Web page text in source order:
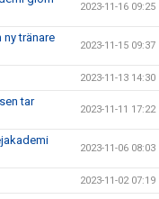
2023-11-16 09:25
ny tränare
2023-11-15 09:37
2023-11-13 14:30
tar
2023-11-11 17:22
2023-11-06 08:03
2023-11-02 07:19